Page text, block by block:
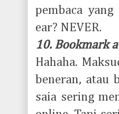
pembaca
ear? NEVER.
10. Bookmark
Hahaha.
beneran, atau
saia sering